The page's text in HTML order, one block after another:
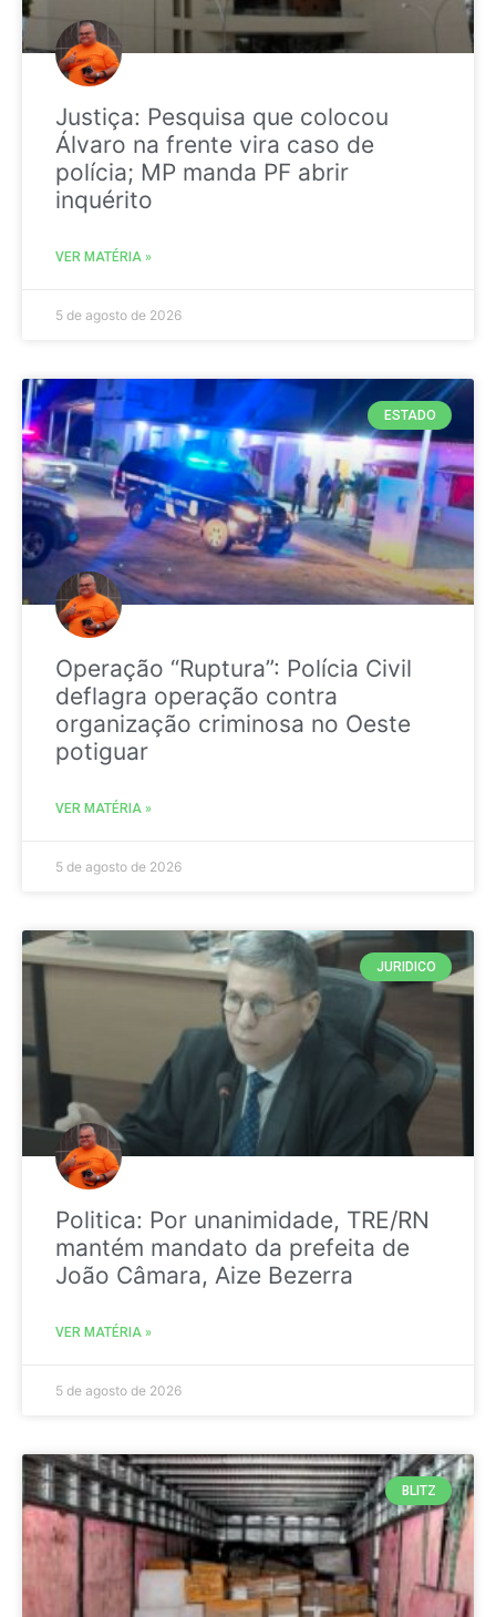
Justiça: Pesquisa que colocou
Álvaro na frente vira caso de
polícia; MP manda PF abrir
inquérito
VER MATÉRIA »
5 de agosto de 2026
ESTADO
Operação “Ruptura”: Polícia Civil
deflagra operação contra
organização criminosa no Oeste
potiguar
VER MATÉRIA »
5 de agosto de 2026
JURIDICO
Politica: Por unanimidade, TRE/RN
mantém mandato da prefeita de
João Câmara, Aize Bezerra
VER MATÉRIA »
5 de agosto de 2026
BLITZ